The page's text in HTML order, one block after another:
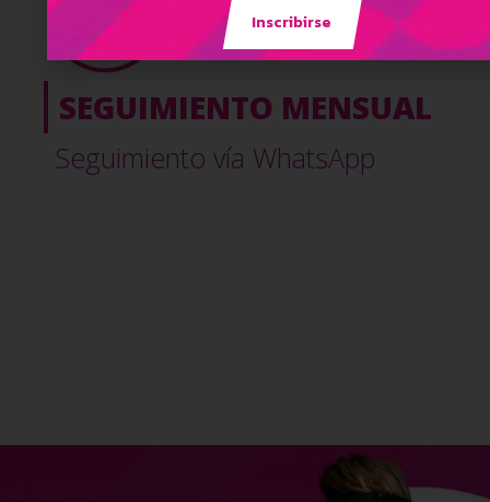
SEGUIMIENTO MENSUAL
Seguimiento vía WhatsApp
Inscribirse